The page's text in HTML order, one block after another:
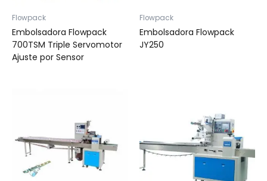
Flowpack
Embolsadora Flowpack
700TSM Triple Servomotor
Ajuste por Sensor
Flowpack
Embolsadora Flowpack
JY250